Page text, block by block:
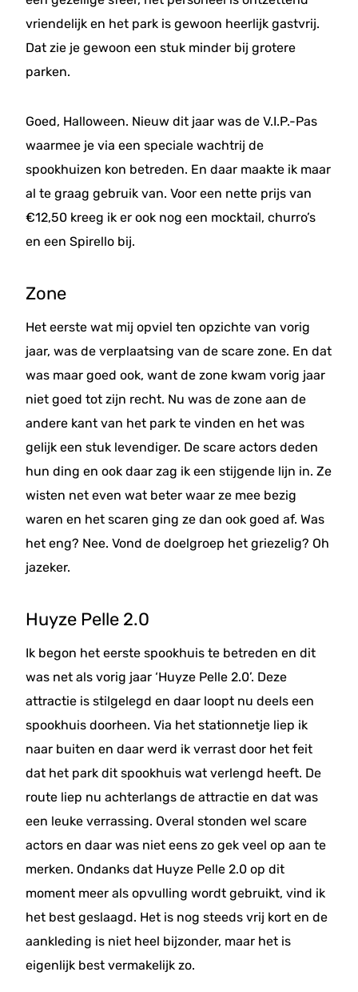
vriendelijk en het park is gewoon heerlijk gastvrij.
Dat zie je gewoon een stuk minder bij grotere
parken.
Goed, Halloween. Nieuw dit jaar was de V.I.P.-Pas
waarmee je via een speciale wachtrij de
spookhuizen kon betreden. En daar maakte ik maar
al te graag gebruik van. Voor een nette prijs van
€12,50 kreeg ik er ook nog een mocktail, churro’s
en een Spirello bij.
Zone
Het eerste wat mij opviel ten opzichte van vorig
jaar, was de verplaatsing van de scare zone. En dat
was maar goed ook, want de zone kwam vorig jaar
niet goed tot zijn recht. Nu was de zone aan de
andere kant van het park te vinden en het was
gelijk een stuk levendiger. De scare actors deden
hun ding en ook daar zag ik een stijgende lijn in. Ze
wisten net even wat beter waar ze mee bezig
waren en het scaren ging ze dan ook goed af. Was
het eng? Nee. Vond de doelgroep het griezelig? Oh
jazeker.
Huyze Pelle 2.0
Ik begon het eerste spookhuis te betreden en dit
was net als vorig jaar ‘Huyze Pelle 2.0’. Deze
attractie is stilgelegd en daar loopt nu deels een
spookhuis doorheen. Via het stationnetje liep ik
naar buiten en daar werd ik verrast door het feit
dat het park dit spookhuis wat verlengd heeft. De
route liep nu achterlangs de attractie en dat was
een leuke verrassing. Overal stonden wel scare
actors en daar was niet eens zo gek veel op aan te
merken. Ondanks dat Huyze Pelle 2.0 op dit
moment meer als opvulling wordt gebruikt, vind ik
het best geslaagd. Het is nog steeds vrij kort en de
aankleding is niet heel bijzonder, maar het is
eigenlijk best vermakelijk zo.